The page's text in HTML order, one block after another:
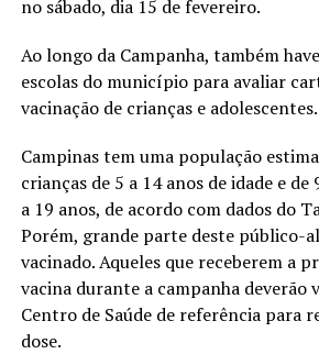
no sábado, dia 15 de fevereiro.
Ao longo da Campanha, também
escolas do município para avaliar
vacinação de crianças e adolescentes.
Campinas tem uma população
crianças de 5 a 14 anos de idade e de
a 19 anos, de acordo com dados do
Porém, grande parte deste público-
vacinado. Aqueles que receberem a
vacina durante a campanha deverão
Centro de Saúde de referência para
dose.